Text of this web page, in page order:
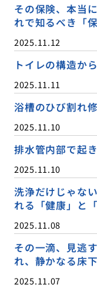
その保険、本当
れで知るべき「
2025.11.12
トイレの構造か
2025.11.11
浴槽のひび割れ
2025.11.10
排水管内部で起
2025.11.10
洗浄だけじゃな
れる「健康」と
2025.11.08
その一滴、見逃
れ、静かなる床
2025.11.07